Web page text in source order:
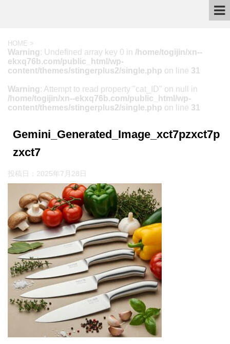
HOME >
Warning: Undefined array key 0 in /home/togijin/xn--
ekxq76b.com/public_html/wp-
content/themes/stingerplus2/single.php on line 31
Warning: Attempt to read property "cat_ID" on null in
/home/togijin/xn--ekxq76b.com/public_html/wp-
content/themes/stingerplus2/single.php on line 31
Gemini_Generated_Image_xct7pzxct7p
zxct7
投稿日： 2025年7月28日